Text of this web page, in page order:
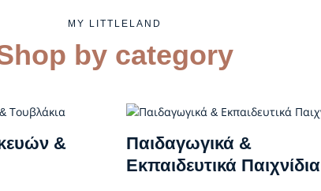
MY LITTLELAND
by category
&
Παιδαγωγικά &
Εκπαιδευτικά Παιχνίδια